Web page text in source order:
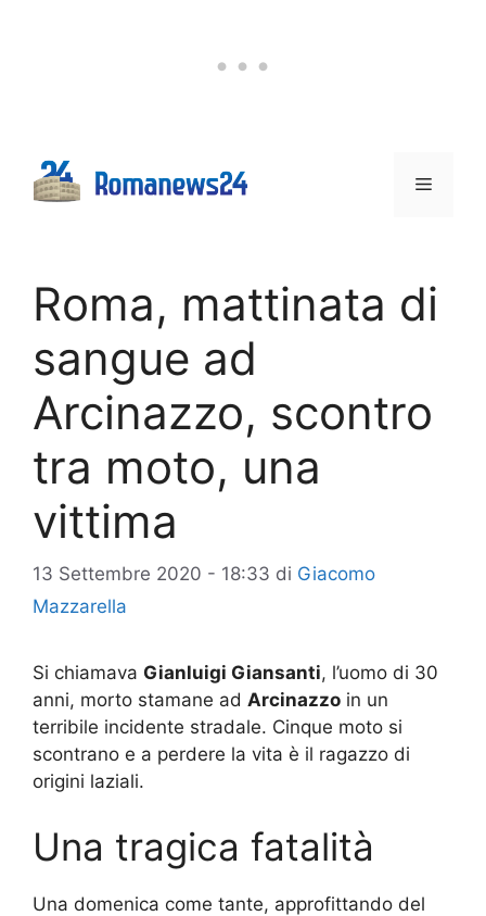
Menu
Roma, mattinata di
sangue ad
Arcinazzo, scontro
tra moto, una
vittima
13 Settembre 2020 - 18:33 di Giacomo
Mazzarella
Si chiamava Gianluigi Giansanti, l’uomo di 30
anni, morto stamane ad Arcinazzo in un
terribile incidente stradale. Cinque moto si
scontrano e a perdere la vita è il ragazzo di
origini laziali.
Una tragica fatalità
Una domenica come tante, approfittando del